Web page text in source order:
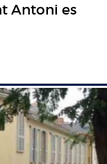
Antoni es